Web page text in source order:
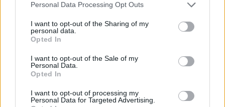
Personal Data Processing Opt Outs
I want to opt-out of the Sharing of my
personal data.
Opted In
I want to opt-out of the Sale of my
Personal Data.
Opted In
I want to opt-out of processing my
Personal Data for Targeted Advertising.
Esim for Global
Esim for USA| Esim for Italy| Esim for Spain|Esim
for Turkey|Esim for Germany|Esim for Greece|